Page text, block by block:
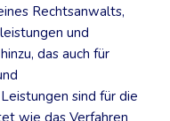
Rechtsanwalts,
und
das auch für
sind für die
wie das Verfahren